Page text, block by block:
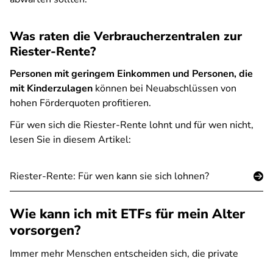
Was raten die Verbraucherzentralen zur
Riester-Rente?
Personen mit geringem Einkommen und Personen, die
mit Kinderzulagen können bei Neuabschlüssen von
hohen Förderquoten profitieren.
Für wen sich die Riester-Rente lohnt und für wen nicht,
lesen Sie in diesem Artikel:
Riester-Rente: Für wen kann sie sich lohnen?
Wie kann ich mit ETFs für mein Alter
vorsorgen?
Immer mehr Menschen entscheiden sich, die private